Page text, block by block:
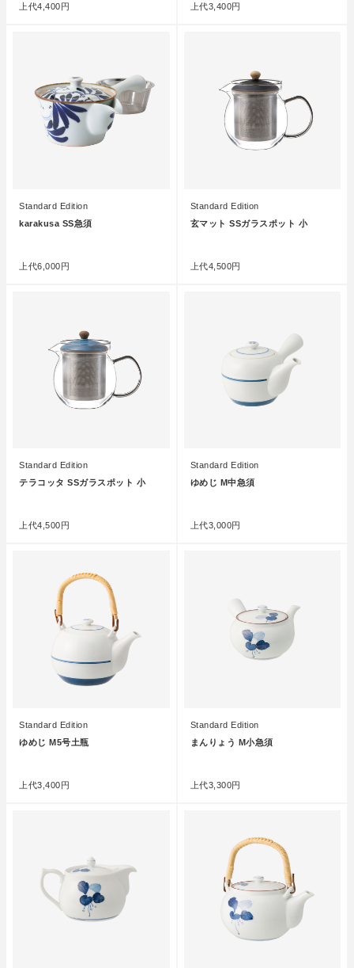
上代4,400円 上代3,400円
Standard Edition
karakusa SS急須
上代6,000円
Standard Edition
玄マット SSガラスポット 小
上代4,500円
Standard Edition
テラコッタ SSガラスポット 小
上代4,500円
Standard Edition
ゆめじ M中急須
上代3,000円
Standard Edition
ゆめじ M5号土瓶
上代3,400円
Standard Edition
まんりょう M小急須
上代3,300円